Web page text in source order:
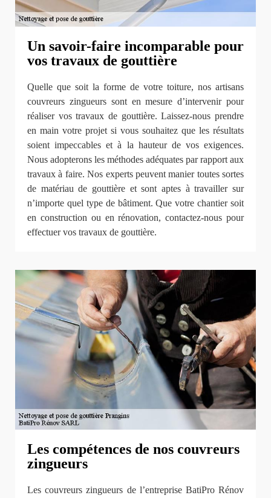
Un savoir-faire incomparable pour
vos travaux de gouttière
Quelle que soit la forme de votre toiture, nos artisans
couvreurs zingueurs sont en mesure d’intervenir pour
réaliser vos travaux de gouttière. Laissez-nous prendre
en main votre projet si vous souhaitez que les résultats
soient impeccables et à la hauteur de vos exigences.
Nous adopterons les méthodes adéquates par rapport aux
travaux à faire. Nos experts peuvent manier toutes sortes
de matériau de gouttière et sont aptes à travailler sur
n’importe quel type de bâtiment. Que votre chantier soit
en construction ou en rénovation, contactez-nous pour
effectuer vos travaux de gouttière.
Les compétences de nos couvreurs
zingueurs
Les couvreurs zingueurs de l’entreprise BatiPro Rénov